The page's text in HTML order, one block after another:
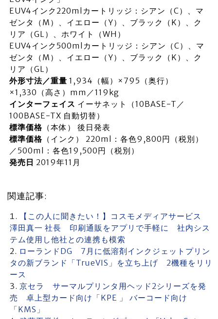
EUV4インク220mlカートリッジ：シアン（C）、マ
ゼンタ（M）、イエロー（Y）、ブラック（K）、ク
リア（GL）、ホワイト（WH）
EUV4インク500mlカートリッジ：シアン（C）、マ
ゼンタ（M）、イエロー（Y）、ブラック（K）、ク
リア（GL）
外形寸法／重量 1,934（幅）×795（奥行）
×1,330（高さ）mm／119kg
インターフェイス イーサネット（10BASE-T／
100BASE-TX 自動切替）
標準価格（本体） 後日発表
標準価格（インク） 220ml：各色9,800円（税別）
／500ml：各色19,500円（税別）
発売日 2019年11月
関連記事:
【この人に聞きたい！】コスモメディアサービス
澤田真一 社長 印刷通販をアプリで手軽に 社内シス
テム使用し他社との連携も模索
ローランドDG 7月に低溶剤インクジェットプリン
タの新ブランド「TrueVIS」を立ち上げ 2機種をリリ
ース
京セラ サーマルプリンタ用ヘッド2シリーズを発
売 卓上型カード向け「KPE 」 バーコード向け
「KMS」